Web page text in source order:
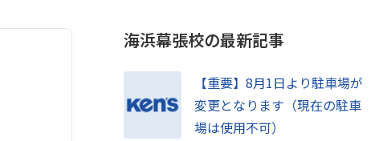
海浜幕張校の最新記事
【重要】8月1日より駐車場が
変更となります（現在の駐車
場は使用不可）